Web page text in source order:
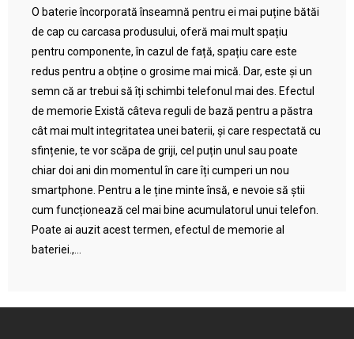
O baterie încorporată înseamnă pentru ei mai puține bătăi
de cap cu carcasa produsului, oferă mai mult spațiu
pentru componente, în cazul de față, spațiu care este
redus pentru a obține o grosime mai mică. Dar, este și un
semn că ar trebui să îți schimbi telefonul mai des. Efectul
de memorie Există câteva reguli de bază pentru a păstra
cât mai mult integritatea unei baterii, și care respectată cu
sfințenie, te vor scăpa de griji, cel puțin unul sau poate
chiar doi ani din momentul în care îți cumperi un nou
smartphone. Pentru a le ține minte însă, e nevoie să știi
cum funcționează cel mai bine acumulatorul unui telefon.
Poate ai auzit acest termen, efectul de memorie al
bateriei.,...